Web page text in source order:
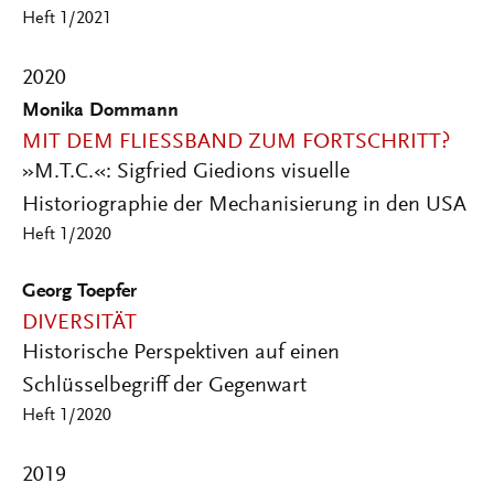
Heft 1/2021
2020
Monika Dommann
MIT DEM FLIESSBAND ZUM FORTSCHRITT?
»M.T.C.«: Sigfried Giedions visuelle
Historiographie der Mechanisierung in den USA
Heft 1/2020
Georg Toepfer
DIVERSITÄT
Historische Perspektiven auf einen
Schlüsselbegriff der Gegenwart
Heft 1/2020
2019